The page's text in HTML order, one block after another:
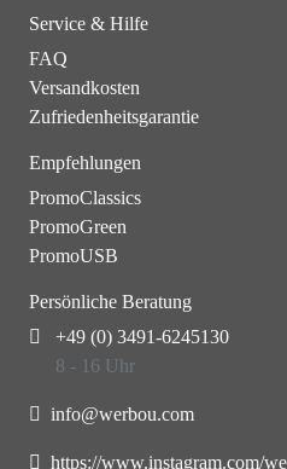
Service & Hilfe
FAQ
Versandkosten
Zufriedenheitsgarantie
Empfehlungen
PromoClassics
PromoGreen
PromoUSB
Persönliche Beratung
+49 (0) 3491-6245130
8 - 16 Uhr
info@werbou.com
https://www.instagram.com/